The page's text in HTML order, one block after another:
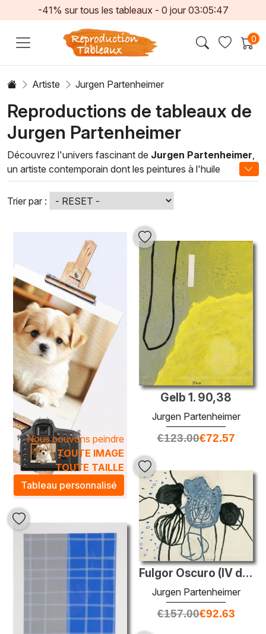
-41% sur tous les tableaux - 0 jour 03:05:46
0
Artiste Jurgen Partenheimer
Reproductions de tableaux de
Jurgen Partenheimer
Découvrez l'univers fascinant de Jurgen Partenheimer
un artiste contemporain dont les peintures à l'huile
capturent l'essence même de la perception et de l'émotion.
Alliant des techniques traditionnelles aux nuances
modernes, chaque œuvre se distingue par sa richesse
chromatique et son approche audacieuse. Les toiles de
Partenheimer se dévoilent comme un dialogue entre
abstraction et figuration, invitant le spectateur à explorer
des paysages psychologiques inédits.
Lespeintures à l'huile de Jurgen Partenheimer
transcendent le simple décor pour transformer votre
espace en une véritable galerie d’art. Chaque pièce n’est
pas seulement une représentation visuelle, mais une
expérience immersive qui stimule les sens et éveille la
créativité. Laissez-vous séduire par ces œuvres uniques,
qui apporteront une atmosphère artistique et chaleureuse à
votre intérieur, tout en témoignant de votre goût pour l’art
contemporain et le raffinement.
Trier par :
Nous pouvons peindre
TOUTE IMAGE
TOUTE TAILLE
Tableau personnalisé
Gelb 1. 90,38
Jurgen Partenheimer
€123.00€72.57
Fulgor Oscuro (IV de VI)
Jurgen Partenheimer
€157.00€92.63